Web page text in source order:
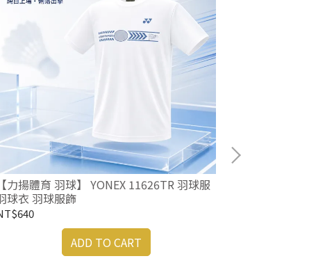
【力揚體育 羽球】 YONEX 11626TR 羽球服
球衣 羽球服飾
ADD TO CART